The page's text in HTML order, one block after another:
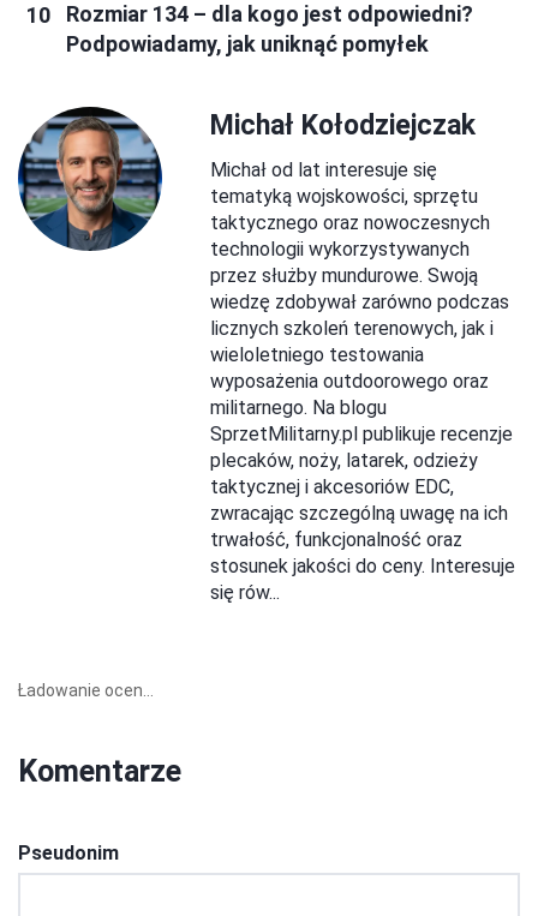
Rozmiar 134 – dla kogo jest odpowiedni?
Podpowiadamy, jak uniknąć pomyłek
Michał Kołodziejczak
Michał od lat interesuje się
tematyką wojskowości, sprzętu
taktycznego oraz nowoczesnych
technologii wykorzystywanych
przez służby mundurowe. Swoją
wiedzę zdobywał zarówno podczas
licznych szkoleń terenowych, jak i
wieloletniego testowania
wyposażenia outdoorowego oraz
militarnego. Na blogu
SprzetMilitarny.pl publikuje recenzje
plecaków, noży, latarek, odzieży
taktycznej i akcesoriów EDC,
zwracając szczególną uwagę na ich
trwałość, funkcjonalność oraz
stosunek jakości do ceny. Interesuje
się rów...
Ładowanie ocen...
Komentarze
Pseudonim